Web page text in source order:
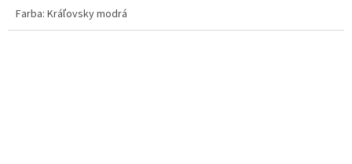
Farba: Kráľovsky modrá